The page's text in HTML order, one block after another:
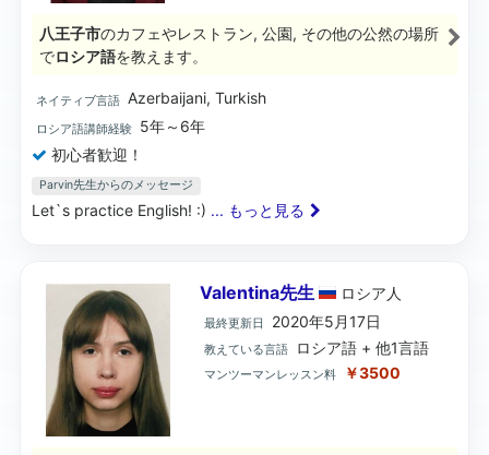
八王子市のカフェやレストラン, 公園, その他の公然の場所
でロシア語を教えます。
ネイティブ言語 Azerbaijani, Turkish
ロシア語講師経験
5年～6年
初心者歓迎！
Parvin先生からのメッセージ
Let`s practice English! :) ... もっと見る
Valentina先生 ロシア 人
最終更新日 2020年5月17日
教えている言語 ロシア語 + 他1言語
マンツーマンレッスン料 ￥3500